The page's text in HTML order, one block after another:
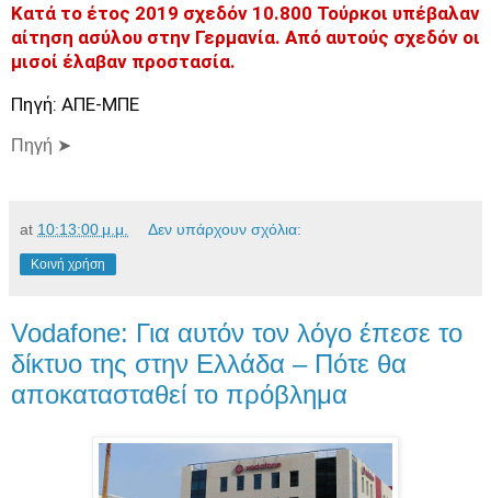
Κατά το έτος 2019 σχεδόν 10.800 Τούρκοι υπέβαλαν
αίτηση ασύλου στην Γερμανία. Από αυτούς σχεδόν οι
μισοί έλαβαν προστασία.
Πηγή: ΑΠΕ-ΜΠΕ
Πηγή ➤
at 10:13:00 μ.μ. Δεν υπάρχουν σχόλια:
Κοινή χρήση
Vodafone: Για αυτόν τον λόγο έπεσε το
δίκτυο της στην Ελλάδα – Πότε θα
αποκατασταθεί το πρόβλημα